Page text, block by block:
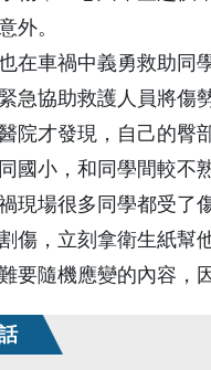
外。
在車禍中義勇救助同
急協助救護人員將傷
院才發現，自己的
國小，和同學間較不
現場很多同學都受了
傷，立刻拿衛生紙幫
要隨機應變的內容，